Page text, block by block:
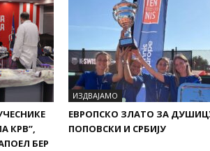
КРВ”,
БЕР
ИЗДВАЈАМО
ЕВРОПСКО ЗЛАТО ЗА
ПОПОВСКИ И СРБИЈУ